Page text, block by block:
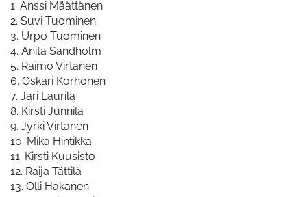
1. Anssi Määttänen
2. Suvi Tuominen
3. Urpo Tuominen
4. Anita Sandholm
5. Raimo Virtanen
​​​​​​​6. Oskari Korhonen
7. Jari Laurila
8. Kirsti Junnila
9. Jyrki Virtanen
10. Mika Hintikka
11. Kirsti Kuusisto
12. Raija Tättilä
13. Olli Hakanen